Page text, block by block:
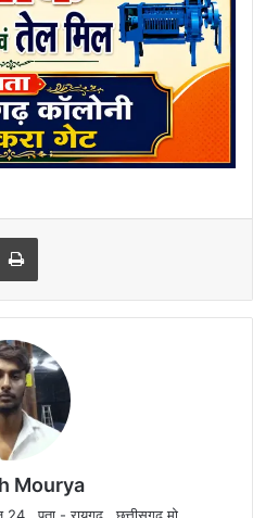
Print
Mourya
, पता - रायगढ़ , छत्तीसगढ़ मो .